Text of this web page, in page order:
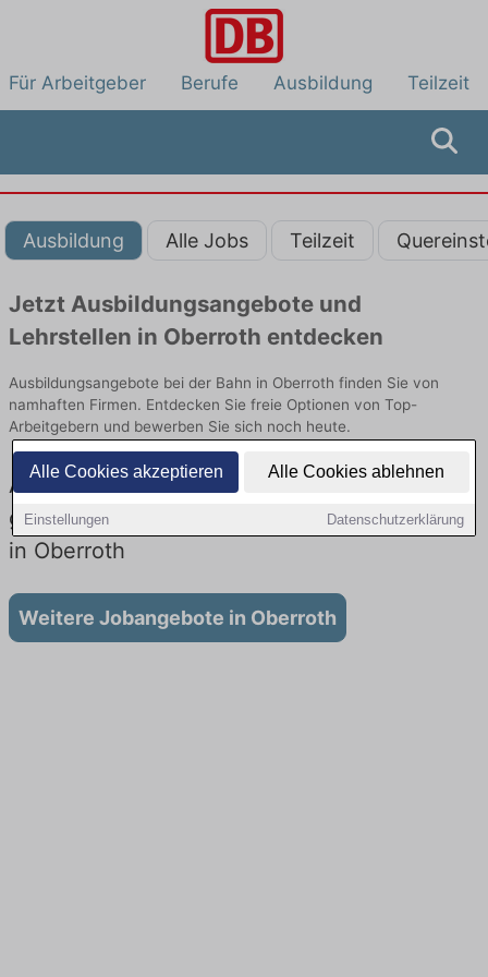
Alle Cookies akzeptieren Alle Cookies ablehnen
Einstellungen Datenschutzerklärung
Für Arbeitgeber Berufe Ausbildung Teilzeit
Ausbildung Alle Jobs Teilzeit
Jetzt Ausbildungsangebote und
Lehrstellen in Oberroth entdecken
Ausbildungsangebote bei der Bahn in Oberroth finden Sie von
namhaften Firmen. Entdecken Sie freie Optionen von Top-
Arbeitgebern und bewerben Sie sich noch heute.
Ausbildung in Oberroth bei der Bahn: Aktuell
gibt es keine Stellenangebote für Ausbildung
in Oberroth
Weitere Jobangebote in Oberroth